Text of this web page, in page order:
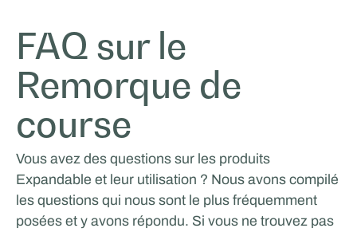
FAQ sur le
Remorque de
course
Vous avez des questions sur les produits
Expandable et leur utilisation ? Nous avons compilé
les questions qui nous sont le plus fréquemment
posées et y avons répondu. Si vous ne trouvez pas